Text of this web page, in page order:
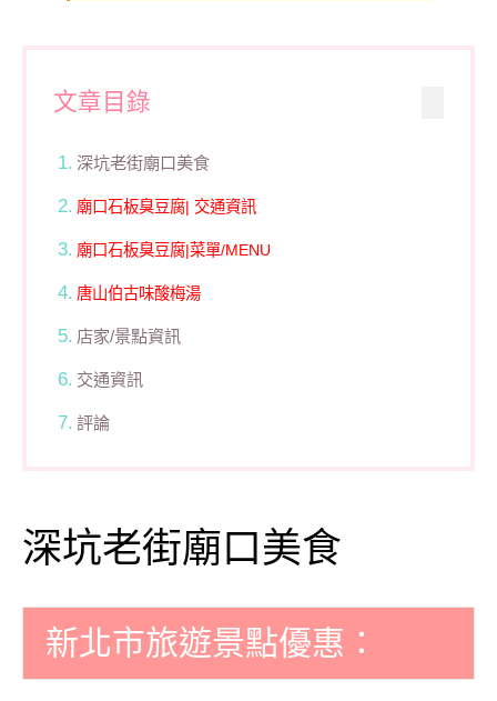
文章目錄
深坑老街廟口美食
廟口石板臭豆腐| 交通資訊
廟口石板臭豆腐|菜單/MENU
唐山伯古味酸梅湯
店家/景點資訊
交通資訊
評論
深坑老街廟口美食
新北市旅遊景點優惠：